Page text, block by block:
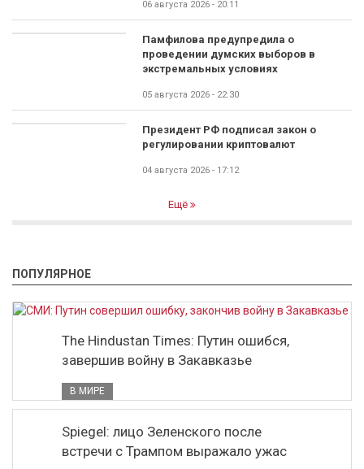
06 августа 2026 - 20:11
Памфилова предупредила о
проведении думских выборов в
экстремальных условиях
05 августа 2026 - 22:30
Президент РФ подписал закон о
регулировании криптовалют
04 августа 2026 - 17:12
Ещё
ПОПУЛЯРНОЕ
The Hindustan Times: Путин ошибся,
завершив войну в Закавказье
В МИРЕ
Spiegel: лицо Зеленского после
встречи с Трампом выражало ужас